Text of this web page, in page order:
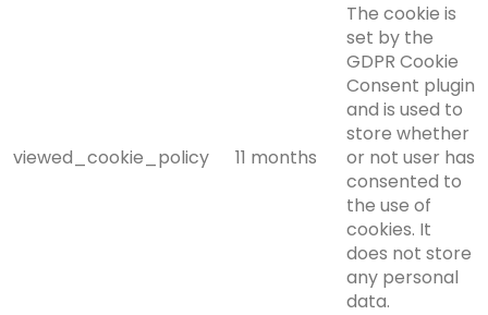
viewed_cookie_policy 11 months
The cookie is
set by the
GDPR Cookie
Consent plugin
and is used to
store whether
or not user has
consented to
the use of
cookies. It
does not store
any personal
data.